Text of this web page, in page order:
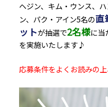
ヘジン、キム・ウンス、
ン、パク・アイン5名の直
ットが抽選で2名様に当
を実施いたします♪
応募条件をよくお読みの